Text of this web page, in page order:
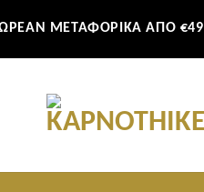
ΜΕΤΑΦΟΡΙΚΑ ΑΠΟ €49